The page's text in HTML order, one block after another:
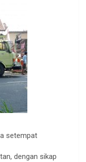
setempat
dengan sikap